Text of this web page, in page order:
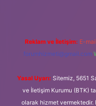
Reklam ve İletişim: E-
forumhizmeti@gmail.com
Yasal Uyarı: Sitemiz, 5651
ve İletişim Kurumu (BTK)
olarak hizmet